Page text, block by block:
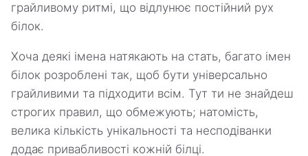
грайливому ритмі, що відлунює постійний рух
білок.
Хоча деякі імена натякають на стать, багато імен
білок розроблені так, щоб бути універсально
грайливими та підходити всім. Тут ти не знайдеш
строгих правил, що обмежують; натомість,
велика кількість унікальності та несподіванки
додає привабливості кожній білці.